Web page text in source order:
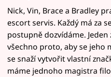
Nick, Vin, Brace a Bradley
escort servis. Každý má za
postupně dozvídáme.
všechno proto, aby se jeho
se snaží vytvořit vlastní
máme jednoho magistra